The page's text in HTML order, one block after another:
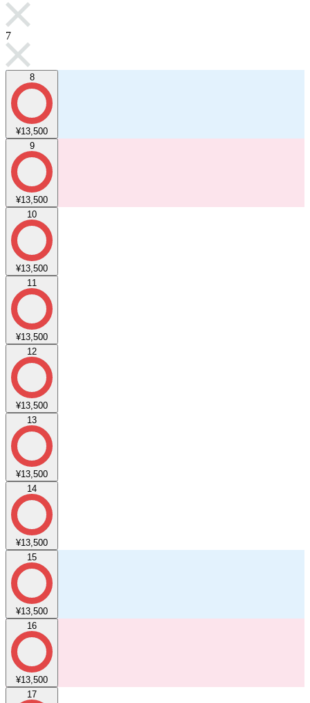
7
8
¥13,500
9
¥13,500
10
¥13,500
11
¥13,500
12
¥13,500
13
¥13,500
14
¥13,500
15
¥13,500
16
¥13,500
17